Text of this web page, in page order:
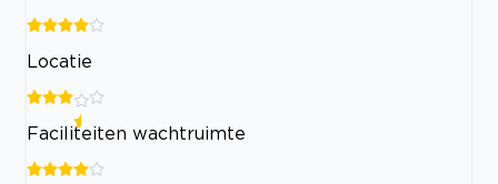
Locatie
Faciliteiten wachtruimte